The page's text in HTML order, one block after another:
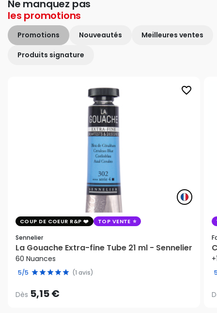
Ne manquez pas
les promotions
Promotions Nouveautés Meilleures ventes
Produits signature
favorite_border
COUP DE COEUR R&P TOP VENTE
Sennelier
La Gouache Extra-fine Tube 21 ml - Sennelier
60 Nuances
5/5 (1 avis)
Dès 5,15 €